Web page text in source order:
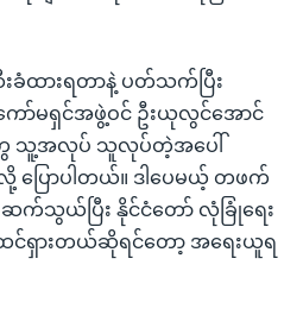
ခံထားရတာနဲ့ ပတ်သက်ပြီး
ော်မရှင်အဖွဲ့ဝင် ဦးယုလွင်အောင်
သူ့အလုပ် သူလုပ်တဲ့အပေါ်
ပြောပါတယ်။ ဒါပေမယ့် တဖက်
သွယ်ပြီး နိုင်ငံတော် လုံခြုံရေး
ရှားတယ်ဆိုရင်တော့ အရေးယူရ